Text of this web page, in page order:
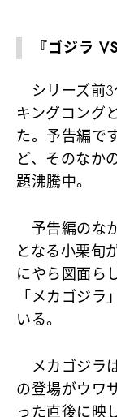
『ゴジラ
シリーズ前3
キングコング
た。予告編で
ど、そのなか
題沸騰中。
予告編のな
となる小栗旬
にやら図面ら
「メカゴジ
いる。
メカゴジラ
の登場がウワ
った直後に映